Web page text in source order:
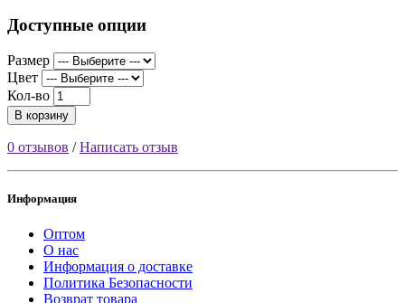
Доступные опции
Размер
Цвет
Кол-во
В корзину
0 отзывов /Написать отзыв
Информация
Оптом
О нас
Информация о доставке
Политика Безопасности
Возврат товара